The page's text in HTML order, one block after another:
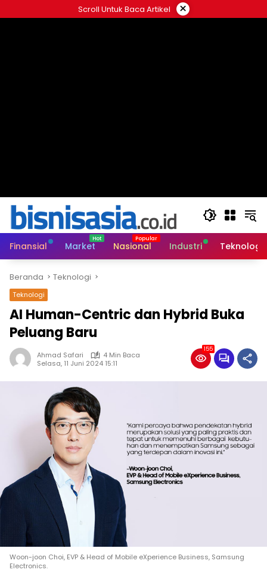
ke
Scroll Untuk Baca Artikel ×
Finansial Market Nasional Industri Teknologi
Beranda Teknologi
Teknologi
AI Human-Centric dan Hybrid Buka
Peluang Baru
Ahmad Safari
4 Min Baca
Selasa, 11 Juni 2024 15:11
155
Woon-joon Choi, EVP & Head of Mobile eXperience Business, Samsung
Electronics.